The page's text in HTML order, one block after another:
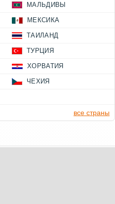
МАЛЬДИВЫ
МЕКСИКА
ТАИЛАНД
ТУРЦИЯ
ХОРВАТИЯ
ЧЕХИЯ
все страны